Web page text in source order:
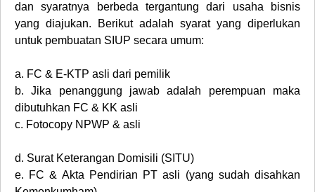
dan syaratnya berbeda tergantung dari usaha bisnis
yang diajukan. Berikut adalah syarat yang diperlukan
untuk pembuatan SIUP secara umum:
a. FC & E-KTP asli dari pemilik
b.
Jika penanggung jawab adalah perempuan maka
dibutuhkan FC & KK asli
c. Fotocopy NPWP & asli
d. Surat Keterangan Domisili (SITU)
e. FC & Akta Pendirian PT asli (yang sudah disahkan